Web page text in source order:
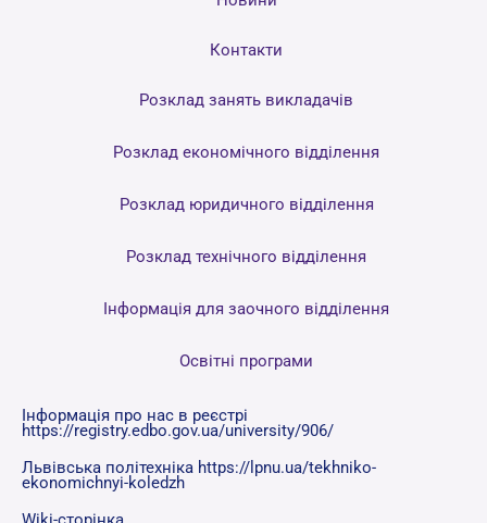
Контакти
Розклад занять викладачів
Розклад економічного відділення
Розклад юридичного відділення
Розклад технічного відділення
Інформація для заочного відділення
Освітні програми
Інформація про нас в реєстрі
https://registry.edbo.gov.ua/university/906/
Львівська політехніка https://lpnu.ua/tekhniko-
ekonomichnyi-koledzh